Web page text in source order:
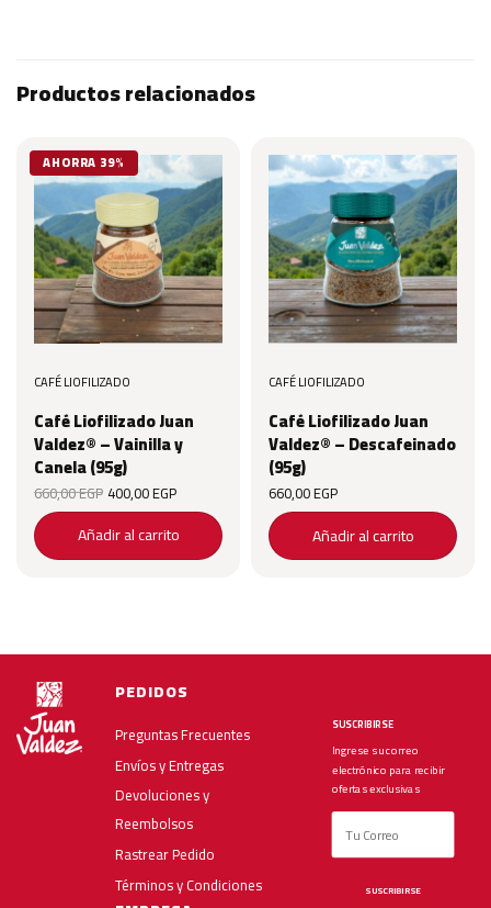
Productos relacionados
AHORRA 39%
CAFÉ LIOFILIZADO
Café Liofilizado Juan
Valdez® – Vainilla y
Canela (95g)
660,00EGPOriginal price
was:
660,00 EGP.
400,00EGPCurrent price
is:
400,00 EGP.
Añadir al carrito
CAFÉ LIOFILIZADO
Café Liofilizado Juan
Valdez® – Descafeinado
(95g)
660,00EGP
Añadir al carrito
PEDIDOS
Preguntas Frecuentes
Envíos y Entregas
Devoluciones y
Reembolsos
Rastrear Pedido
Términos y Condiciones
SUSCRIBIRSE
Ingrese su correo
electrónico para recibir
ofertas exclusivas
SUSCRIBIRSE